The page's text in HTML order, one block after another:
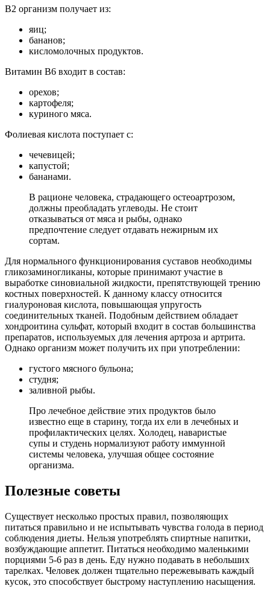
В2 организм получает из:
яиц;
бананов;
кисломолочных продуктов.
Витамин В6 входит в состав:
орехов;
картофеля;
куриного мяса.
Фолиевая кислота поступает с:
чечевицей;
капустой;
бананами.
В рационе человека, страдающего остеоартрозом,
должны преобладать углеводы. Не стоит
отказываться от мяса и рыбы, однако
предпочтение следует отдавать нежирным их
сортам.
Для нормального функционирования суставов необходимы
гликозаминогликаны, которые принимают участие в
выработке синовиальной жидкости, препятствующей трению
костных поверхностей. К данному классу относится
гиалуроновая кислота, повышающая упругость
соединительных тканей. Подобным действием обладает
хондроитина сульфат, который входит в состав большинства
препаратов, используемых для лечения артроза и артрита.
Однако организм может получить их при употреблении:
густого мясного бульона;
студня;
заливной рыбы.
Про лечебное действие этих продуктов было
известно еще в старину, тогда их ели в лечебных и
профилактических целях. Холодец, наваристые
супы и студень нормализуют работу иммунной
системы человека, улучшая общее состояние
организма.
Полезные советы
Существует несколько простых правил, позволяющих
питаться правильно и не испытывать чувства голода в период
соблюдения диеты. Нельзя употреблять спиртные напитки,
возбуждающие аппетит. Питаться необходимо маленькими
порциями 5-6 раз в день. Еду нужно подавать в небольших
тарелках. Человек должен тщательно пережевывать каждый
кусок, это способствует быстрому наступлению насыщения.